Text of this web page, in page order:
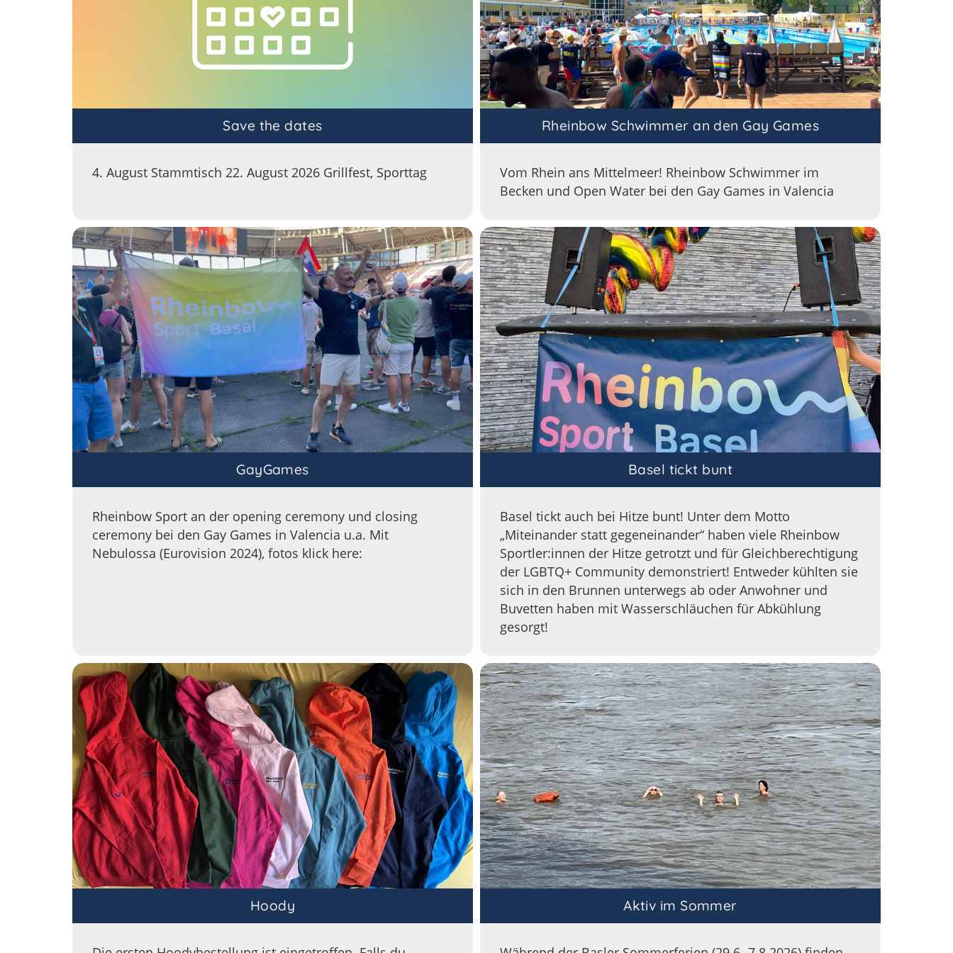
Save the dates
4. August Stammtisch 22. August 2026 Grillfest, Sporttag
Rheinbow Schwimmer an den Gay Games
Vom Rhein ans Mittelmeer! Rheinbow Schwimmer im
Becken und Open Water bei den Gay Games in Valencia
GayGames
Rheinbow Sport an der opening ceremony und closing
ceremony bei den Gay Games in Valencia u.a. Mit
Nebulossa (Eurovision 2024), fotos klick here:
Basel tickt bunt
Basel tickt auch bei Hitze bunt! Unter dem Motto
„Miteinander statt gegeneinander“ haben viele Rheinbow
Sportler:innen der Hitze getrotzt und für Gleichberechtigung
der LGBTQ+ Community demonstriert! Entweder kühlten sie
sich in den Brunnen unterwegs ab oder Anwohner und
Buvetten haben mit Wasserschläuchen für Abkühlung
gesorgt!
Hoody Aktiv im Sommer